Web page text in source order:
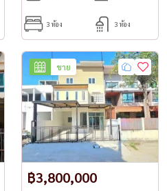
3 ห้อง 3 ห้อง
ขาย
฿3,800,000